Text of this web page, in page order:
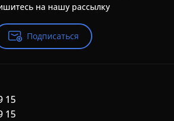
на нашу рассылку
Подписаться
15
15